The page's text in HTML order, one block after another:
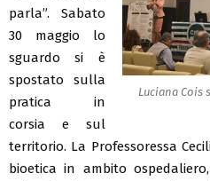
Luciana Cois
parla”. Sabato
30 maggio lo
sguardo si è
spostato sulla
pratica in
corsia e sul
territorio. La Professoressa
bioetica in ambito